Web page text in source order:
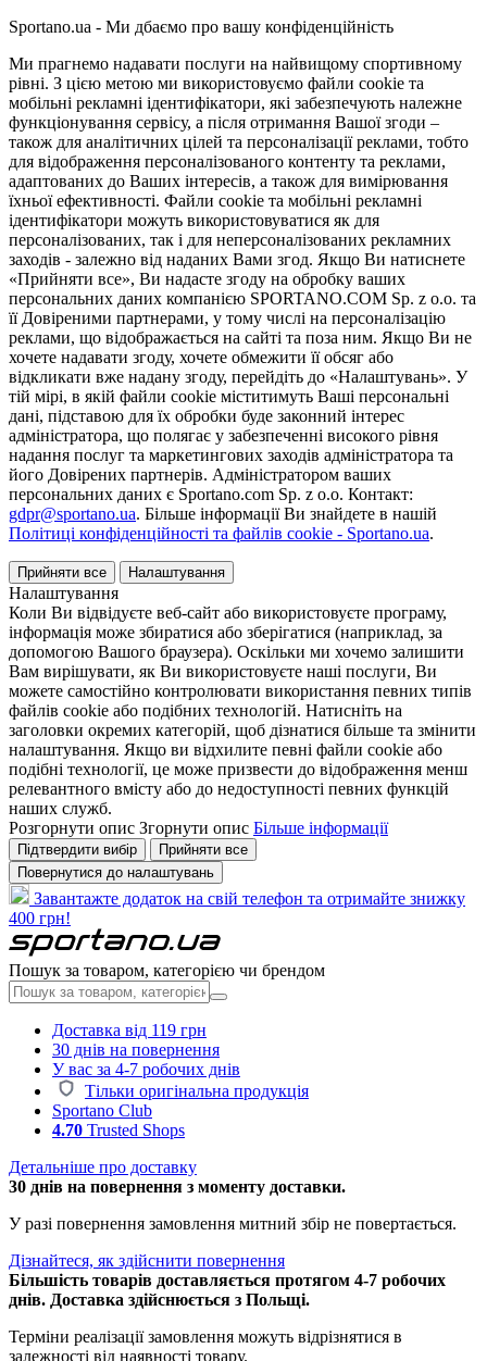
Sportano.ua - Ми дбаємо про вашу конфіденційність
Ми прагнемо надавати послуги на найвищому спортивному
рівні. З цією метою ми використовуємо файли cookie та
мобільні рекламні ідентифікатори, які забезпечують належне
функціонування сервісу, а після отримання Вашої згоди –
також для аналітичних цілей та персоналізації реклами, тобто
для відображення персоналізованого контенту та реклами,
адаптованих до Ваших інтересів, а також для вимірювання
їхньої ефективності. Файли cookie та мобільні рекламні
ідентифікатори можуть використовуватися як для
персоналізованих, так і для неперсоналізованих рекламних
заходів - залежно від наданих Вами згод. Якщо Ви натиснете
«Прийняти все», Ви надасте згоду на обробку ваших
персональних даних компанією SPORTANO.COM Sp. z o.o. та
її Довіреними партнерами, у тому числі на персоналізацію
реклами, що відображається на сайті та поза ним. Якщо Ви не
хочете надавати згоду, хочете обмежити її обсяг або
відкликати вже надану згоду, перейдіть до «Налаштувань». У
тій мірі, в якій файли cookie міститимуть Ваші персональні
дані, підставою для їх обробки буде законний інтерес
адміністратора, що полягає у забезпеченні високого рівня
надання послуг та маркетингових заходів адміністратора та
його Довірених партнерів. Адміністратором ваших
персональних даних є Sportano.com Sp. z o.o. Контакт:
gdpr@sportano.ua. Більше інформації Ви знайдете в нашій
Політиці конфіденційності та файлів cookie - Sportano.ua.
Прийняти все Налаштування
Налаштування
Коли Ви відвідуєте веб-сайт або використовуєте програму,
інформація може збиратися або зберігатися (наприклад, за
допомогою Вашого браузера). Оскільки ми хочемо залишити
Вам вирішувати, як Ви використовуєте наші послуги, Ви
можете самостійно контролювати використання певних типів
файлів cookie або подібних технологій. Натисніть на
заголовки окремих категорій, щоб дізнатися більше та змінити
налаштування. Якщо ви відхилите певні файли cookie або
подібні технології, це може призвести до відображення менш
релевантного вмісту або до недоступності певних функцій
наших служб.
Розгорнути опис Згорнути опис Більше інформації
Підтвердити вибір
Прийняти все
Повернутися до налаштувань
Завантажте додаток на свій телефон та отримайте знижку
400 грн!
Пошук за товаром, категорією чи брендом
Доставка від 119 грн
30 днів на повернення
У вас за 4-7 робочих днів
Тільки оригінальна продукція
Sportano Club
4.70 Trusted Shops
Детальніше про доставку
30 днів на повернення з моменту доставки.
У разі повернення замовлення митний збір не повертається.
Дізнайтеся, як здійснити повернення
Більшість товарів доставляється протягом 4-7 робочих
днів. Доставка здійснюється з Польщі.
Терміни реалізації замовлення можуть відрізнятися в
залежності від наявності товару.